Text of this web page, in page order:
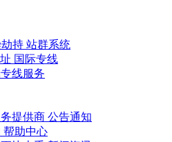
持 站群系统
国际专线
线服务
提供商 公告通知
帮助中心